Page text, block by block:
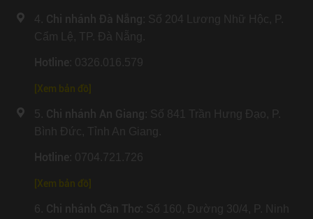
4. Chi nhánh Đà Nẵng: Số 204 Lương Nhữ Hộc, P.
Cẩm Lệ, TP. Đà Nẵng.
Hotline: 0326.016.579
Xem bản đồ
5. Chi nhánh An Giang: Số 841 Trần Hưng Đạo, P.
Bình Đức, Tỉnh An Giang.
Hotline: 0704.721.726
Xem bản đồ
6. Chi nhánh Cần Thơ: Số 160, Đường 30/4, P. Ninh